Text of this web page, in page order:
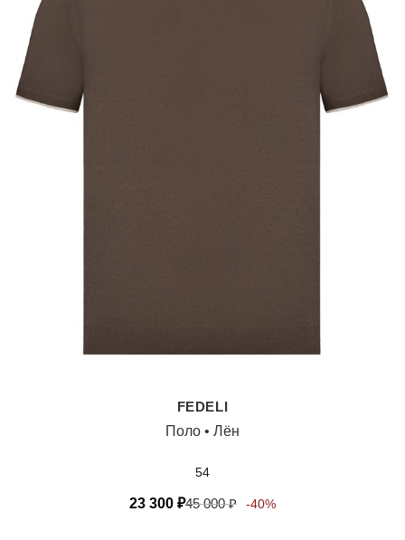
FEDELI
Поло • Лён
54
23 300 ₽45 000₽ -40%